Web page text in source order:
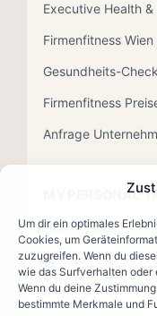
Um dir ein optimales
Cookies, um
zuzugreifen. Wenn du
wie das Surfverhalten oder
Wenn du deine
bestimmte Merkmale und
Executive Health
Firmenfitness Wien
Gesundheits-
Firmenfitness
Anfrage
MY PERSONAL
Über Alfredo
Kontakt
Blog